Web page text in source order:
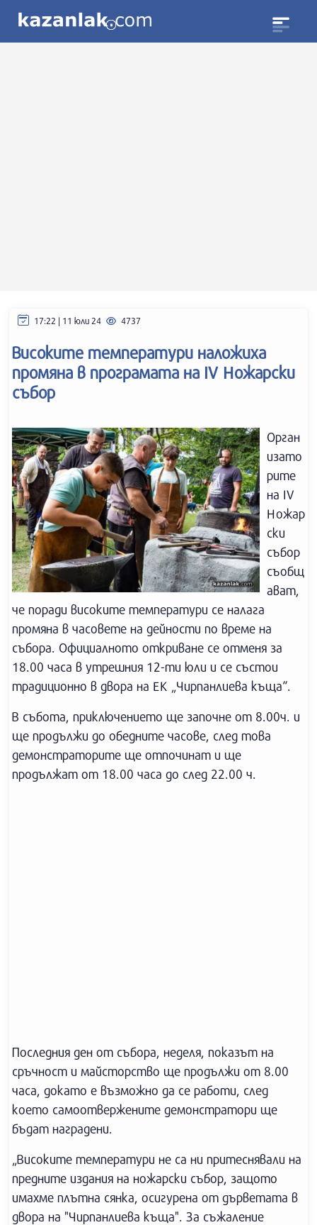
17:22 | 11 юли 24 4737
Високите температури наложиха
промяна в програмата на IV Ножарски
събор
Орган
изато
рите
на IV
Ножар
ски
събор
съобщ
ават,
че поради високите температури се налага
промяна в часовете на дейности по време на
събора. Официалното откриване се отменя за
18.00 часа в утрешния 12-ти юли и се състои
традиционно в двора на ЕК „Чирпанлиева къща“.
В събота, приключението ще започне от 8.00ч. и
ще продължи до обедните часове, след това
демонстраторите ще отпочинат и ще
продължат от 18.00 часа до след 22.00 ч.
Последния ден от събора, неделя, показът на
сръчност и майсторство ще продължи от 8.00
часа, докато е възможно да се работи, след
което самоотвержените демонстратори ще
бъдат наградени.
„Високите температури не са ни притеснявали на
предните издания на ножарски събор, защото
имахме плътна сянка, осигурена от дърветата в
двора на "Чирпанлиева къща". За съжаление